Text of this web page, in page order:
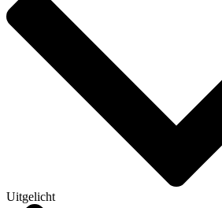
Uitgelicht